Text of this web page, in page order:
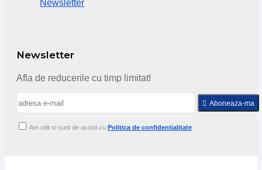
Newsletter
Newsletter
Afla de reducerile cu timp limitat!
Aboneaza-ma
Am citit si sunt de acord cu Politica de confidentialitate